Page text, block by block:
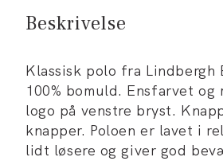
Beskrivelse
Klassisk polo fra Lindbergh
100% bomuld. Ensfarvet og
logo på venstre bryst.
knapper. Poloen er lavet i
lidt løsere og giver god